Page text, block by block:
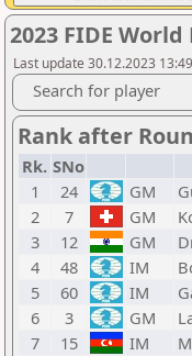
2023 FIDE
Last update 30.12.2023
Search for player
Rank after
Rk. SNo
1
24 GM
2
7 GM
3
12 GM
4
48 IM
5
60 IM
6
3 GM
7
15 IM